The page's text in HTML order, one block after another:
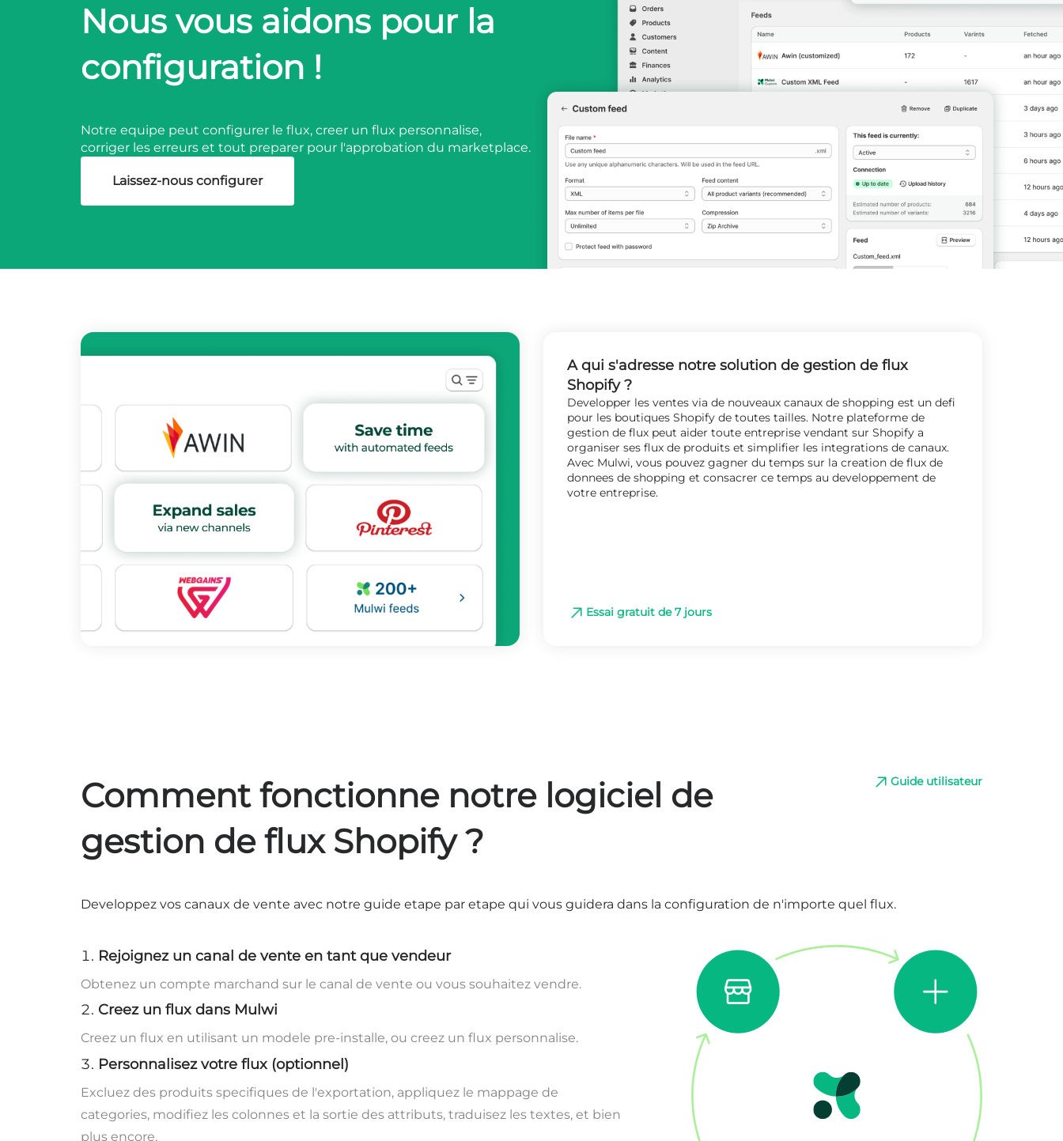
Nous vous aidons pour la
configuration !
Notre equipe peut configurer le flux, creer un flux personnalise,
corriger les erreurs et tout preparer pour l'approbation du marketplace.
Laissez-nous configurer
A qui s'adresse notre solution de gestion de flux
Shopify ?
Developper les ventes via de nouveaux canaux de shopping est un defi
pour les boutiques Shopify de toutes tailles. Notre plateforme de
gestion de flux peut aider toute entreprise vendant sur Shopify a
organiser ses flux de produits et simplifier les integrations de canaux.
Avec Mulwi, vous pouvez gagner du temps sur la creation de flux de
donnees de shopping et consacrer ce temps au developpement de
votre entreprise.
Essai gratuit de 7 jours
Comment fonctionne notre logiciel de
gestion de flux Shopify ?
Guide utilisateur
Developpez vos canaux de vente avec notre guide etape par etape qui vous guidera dans la configuration de n'importe quel flux.
Rejoignez un canal de vente en tant que vendeur
Obtenez un compte marchand sur le canal de vente ou vous souhaitez vendre.
Creez un flux dans Mulwi
Creez un flux en utilisant un modele pre-installe, ou creez un flux personnalise.
Personnalisez votre flux (optionnel)
Excluez des produits specifiques de l'exportation, appliquez le mappage de
categories, modifiez les colonnes et la sortie des attributs, traduisez les textes, et bien
plus encore.